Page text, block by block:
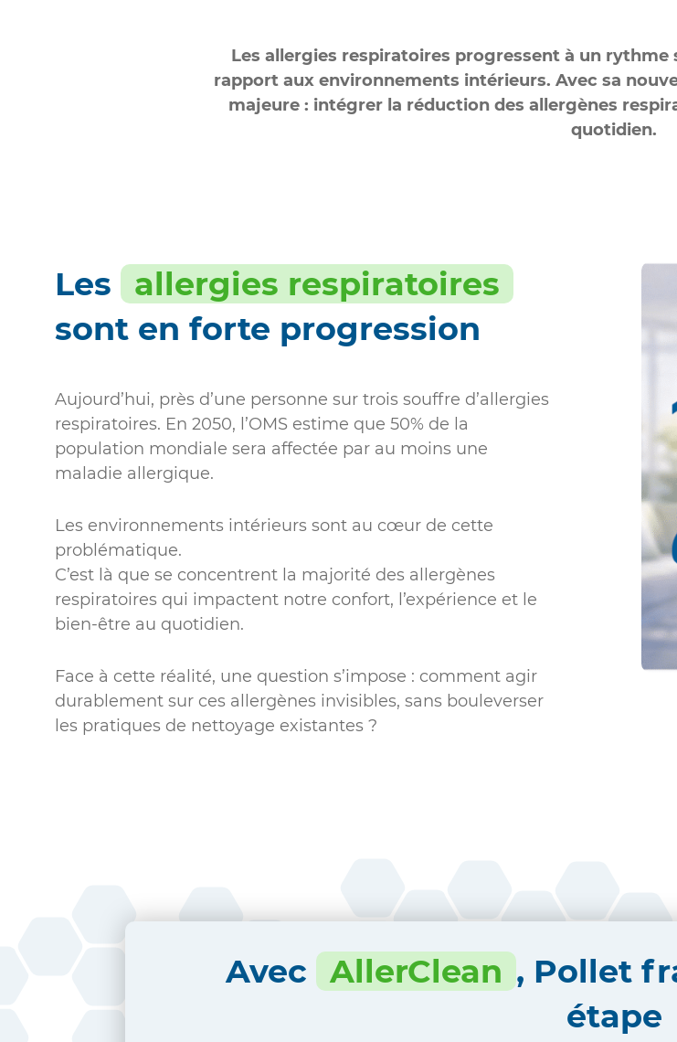
Les allergies respiratoires progressent à un
rapport aux environnements intérieurs. Avec sa
majeure : intégrer la réduction des allergènes
quotidien.
Les
allergies respiratoires
sont en forte progression
Aujourd’hui, près d’une personne sur trois souffre d’allergies
respiratoires. En 2050, l’OMS estime que 50% de la
population mondiale sera affectée par au moins une
maladie allergique.
Les environnements intérieurs sont au cœur de cette
problématique.
C’est là que se concentrent la majorité des allergènes
respiratoires qui impactent notre confort, l’expérience et le
bien-être au quotidien.
Face à cette réalité, une question s’impose : comment agir
durablement sur ces allergènes invisibles, sans bouleverser
les pratiques de nettoyage existantes ?
Avec AllerClean , Pollet
étape